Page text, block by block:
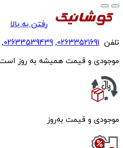
رفتن به بالا
تلفن 02633521691
,
02633539439
,
موجودی و قیمت همیشه به روز
موجودی و قیمت به‌روز